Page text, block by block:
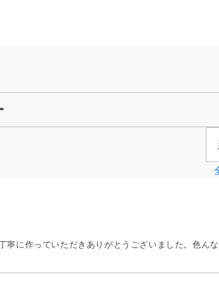
に作っていただきありがとうございました。色んな